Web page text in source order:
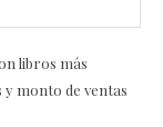
libros más
y monto de ventas